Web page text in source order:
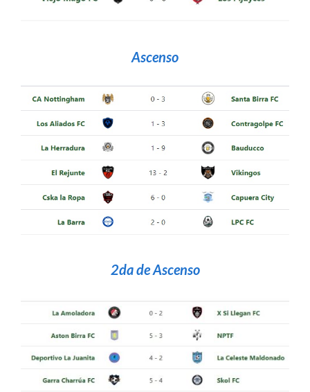
Ascenso
2da de Ascenso